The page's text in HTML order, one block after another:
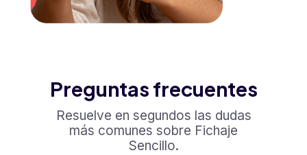
Preguntas frecuentes
Resuelve en segundos las dudas
más comunes sobre Fichaje
Sencillo.